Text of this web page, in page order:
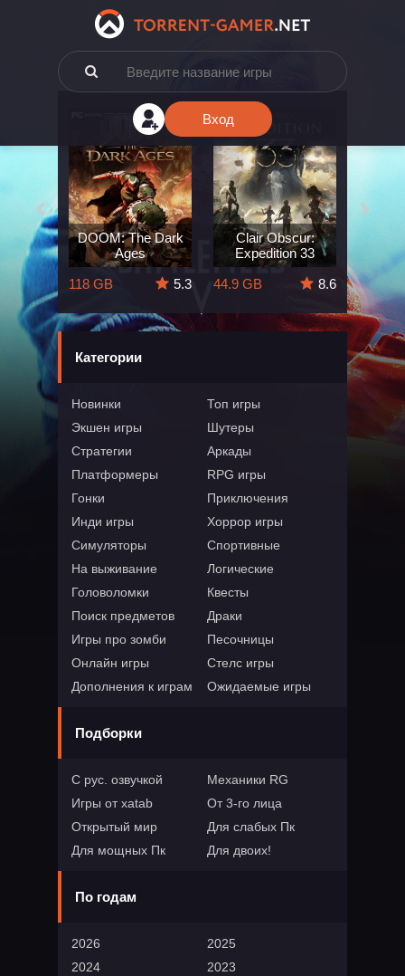
Вход
The
5.7
DOOM: The Dark
Ages
118 GB
5.3
Clair Obscur:
Expedition 33
44.9 GB
8.6
164 GB
Категории
Новинки
Топ игры
Экшен игры
Шутеры
Стратегии
Аркады
Платформеры
RPG игры
Гонки
Приключения
Инди игры
Хоррор игры
Симуляторы
Спортивные
На выживание
Логические
Головоломки
Квесты
Поиск предметов
Драки
Игры про зомби
Песочницы
Онлайн игры
Стелс игры
Дополнения к играм
Ожидаемые игры
Подборки
С рус. озвучкой
Механики RG
Игры от xatab
От 3-го лица
Открытый мир
Для слабых Пк
Для мощных Пк
Для двоих!
По годам
2026
2025
2024
2023